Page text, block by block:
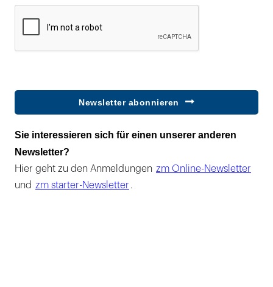
Newsletter abonnieren
Sie interessieren sich für einen unserer anderen
Newsletter?
Hier geht zu den Anmeldungen zm Online-Newsletter
und zm starter-Newsletter .